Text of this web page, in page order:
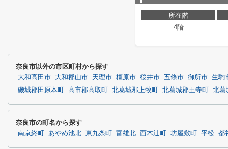
所在階
4階
奈良市以外の市区町村から探す
大和高田市 大和郡山市 天理市 橿原市 桜井市 五條市 御所市 生駒
磯城郡田原本町
高市郡高取町 北葛城郡上牧町 北葛城郡王寺町 北葛
奈良市の町名から探す
南京終町 あやめ池北 東九条町 富雄北 西木辻町 坊屋敷町 平松 都